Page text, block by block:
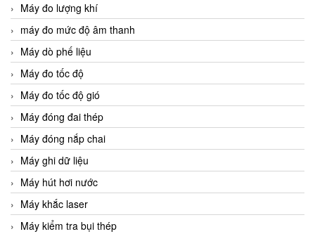
Máy đo lượng khí
máy đo mức độ âm thanh
Máy dò phế liệu
Máy đo tốc độ
Máy đo tốc độ gió
Máy đóng đai thép
Máy đóng nắp chai
Máy ghi dữ liệu
Máy hút hơi nước
Máy khắc laser
Máy kiểm tra bụi thép